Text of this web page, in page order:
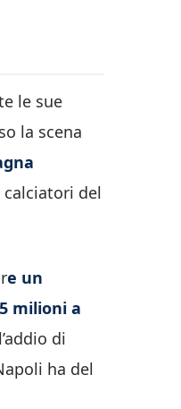
le sue
la scena
del
e un
milioni a
di
ha del